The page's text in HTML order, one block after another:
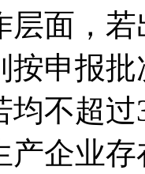
面，若
按申报
均不超
产企业